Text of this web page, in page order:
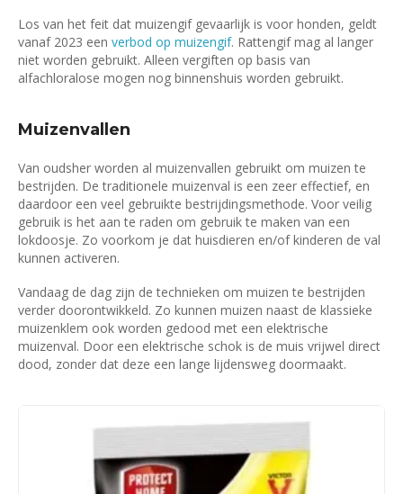
Los van het feit dat muizengif gevaarlijk is voor honden, geldt
vanaf 2023 een verbod op muizengif. Rattengif mag al langer
niet worden gebruikt. Alleen vergiften op basis van
alfachloralose mogen nog binnenshuis worden gebruikt.
Muizenvallen
Van oudsher worden al muizenvallen gebruikt om muizen te
bestrijden. De traditionele muizenval is een zeer effectief, en
daardoor een veel gebruikte bestrijdingsmethode. Voor veilig
gebruik is het aan te raden om gebruik te maken van een
lokdoosje. Zo voorkom je dat huisdieren en/of kinderen de val
kunnen activeren.
Vandaag de dag zijn de technieken om muizen te bestrijden
verder doorontwikkeld. Zo kunnen muizen naast de klassieke
muizenklem ook worden gedood met een elektrische
muizenval. Door een elektrische schok is de muis vrijwel direct
dood, zonder dat deze een lange lijdensweg doormaakt.